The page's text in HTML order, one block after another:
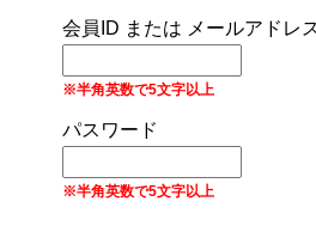
会員ID または メールアドレ
※半角英数で5文字以上
パスワード
※半角英数で5文字以上